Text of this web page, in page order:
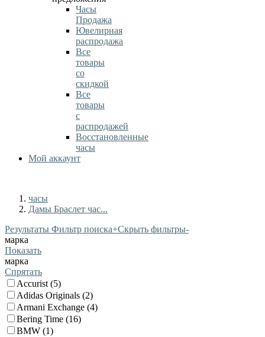
Часы
Продажа
Ювелирная
распродажа
Все
товары
со
скидкой
Все
товары
с
распродажей
Восстановленные
часы
Мой аккаунт
часы
Дамы Браслет час...
Результаты Фильтр поиска+Скрыть фильтры-
марка
Показать
марка
Спрятать
Accurist (5)
Adidas Originals (2)
Armani Exchange (4)
Bering Time (16)
BMW (1)